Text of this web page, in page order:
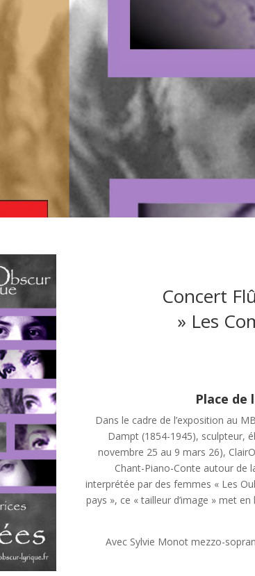
Concert
» Les
Place de
Dans le cadre de l’exposition au
Dampt (1854-1945), sculpteur,
novembre 25 au 9 mars 26),
Chant-Piano-Conte autour de
interprétée par des femmes « Les
pays », ce « tailleur d’image » met
Avec Sylvie Monot mezzo-